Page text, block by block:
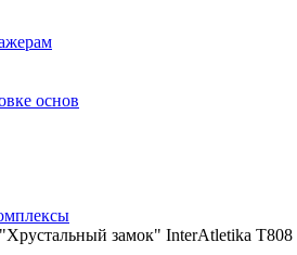
основ
замок" InterAtletika Т808